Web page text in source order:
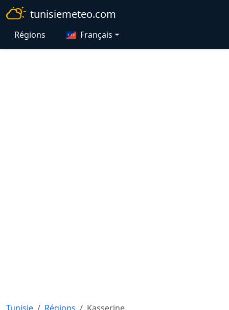
tunisiemeteo.com
Régions Français